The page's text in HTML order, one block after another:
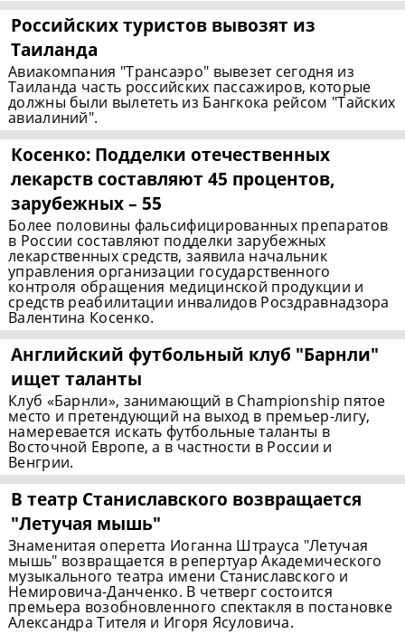
Российских туристов вывозят из
Таиланда
Авиакомпания "Трансаэро" вывезет сегодня из
Таиланда часть российских пассажиров, которые
должны были вылететь из Бангкока рейсом "Тайских
авиалиний".
Косенко: Подделки отечественных
лекарств составляют 45 процентов,
зарубежных – 55
Более половины фальсифицированных препаратов
в России составляют подделки зарубежных
лекарственных средств, заявила начальник
управления организации государственного
контроля обращения медицинской продукции и
средств реабилитации инвалидов Росздравнадзора
Валентина Косенко.
Английский футбольный клуб "Барнли"
ищет таланты
Клуб «Барнли», занимающий в Championship пятое
место и претендующий на выход в премьер-лигу,
намеревается искать футбольные таланты в
Восточной Европе, а в частности в России и
Венгрии.
В театр Станиславского возвращается
"Летучая мышь"
Знаменитая оперетта Иоганна Штрауса "Летучая
мышь" возвращается в репертуар Академического
музыкального театра имени Станиславского и
Немировича-Данченко. В четверг состоится
премьера возобновленного спектакля в постановке
Александра Тителя и Игоря Ясуловича.